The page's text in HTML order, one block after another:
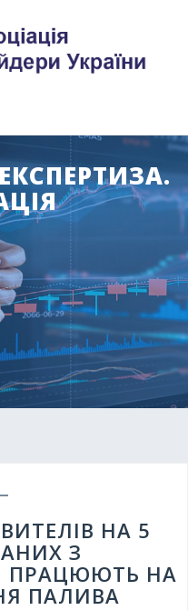
НА 5
З
ПРАЦЮЮТЬ НА
ПАЛИВА